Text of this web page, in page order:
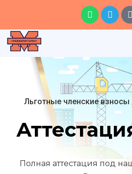
Льготные членские
Полная аттестация под